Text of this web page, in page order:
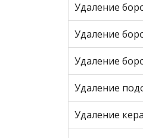
Удаление
Удаление
Удаление
Удаление
Удаление